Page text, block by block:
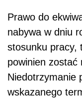
Prawo do
nabywa w dniu
stosunku pracy,
powinien zostać
Niedotrzymanie
wskazanego